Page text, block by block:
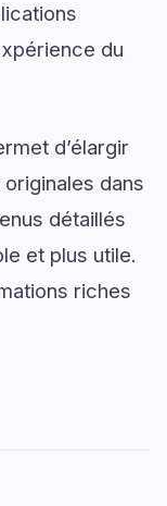
du
d’élargir
dans
détaillés
et plus utile.
riches